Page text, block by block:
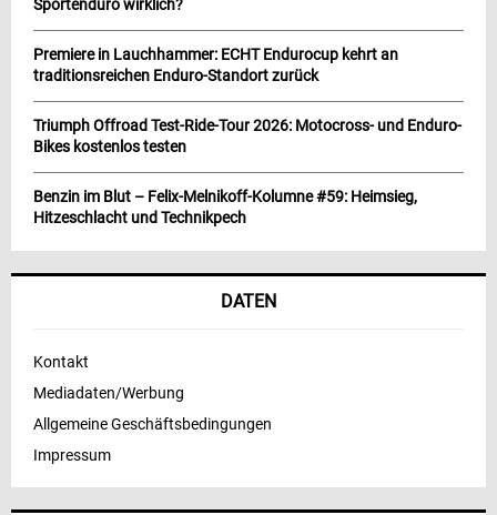
Sportenduro wirklich?
Premiere in Lauchhammer: ECHT Endurocup kehrt an
traditionsreichen Enduro-Standort zurück
Triumph Offroad Test-Ride-Tour 2026: Motocross- und Enduro-
Bikes kostenlos testen
Benzin im Blut – Felix-Melnikoff-Kolumne #59: Heimsieg,
Hitzeschlacht und Technikpech
DATEN
Kontakt
Mediadaten/Werbung
Allgemeine Geschäftsbedingungen
Impressum